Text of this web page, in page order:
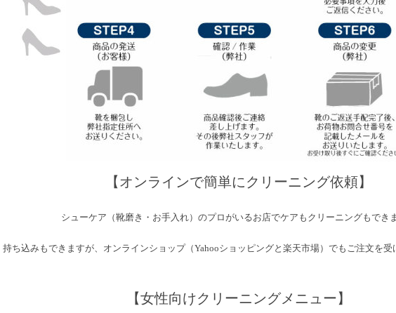
【オンラインで簡単にクリーニング依頼】
シューケア（靴磨き・お手入れ）のプロがいるお店でケアもクリーニングもでき
持ち込みもできますが、オンラインショップ（Yahooショッピングと楽天市場）でもご注文を
【女性向けクリーニングメニュー】